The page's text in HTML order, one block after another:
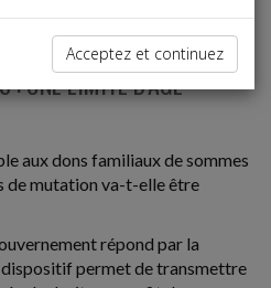
: UNE LIMITE D'ÂGE
aux dons familiaux de sommes
de mutation va-t-elle être
répond par la
permet de transmettre
Acceptez et continuez